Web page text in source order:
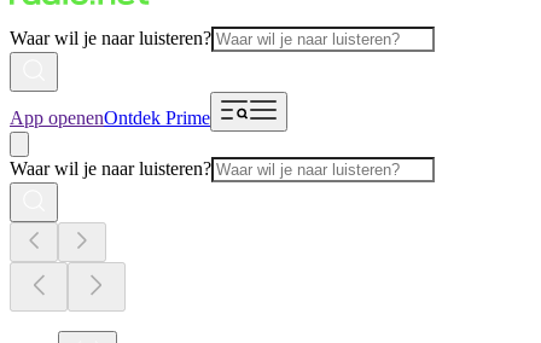
Waar wil je naar luisteren?
App openenOntdek Prime
Waar wil je naar luisteren?